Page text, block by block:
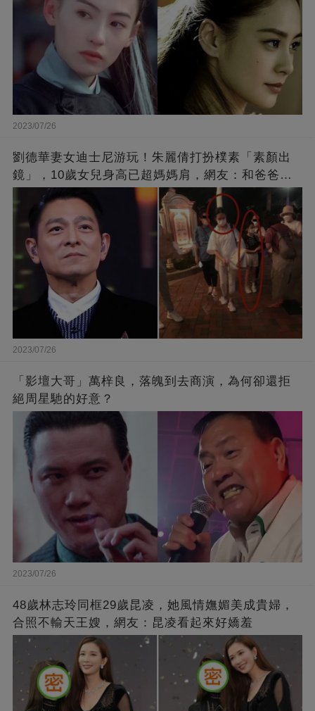
2023/07/26
劉德華妻女迪士尼游玩！朱麗倩打扮樸素「素顏出
鏡」，10歲女兒身高已超媽媽肩，網友：和爸爸劉
德華長相十分相似
2023/07/26
「影壇大哥」萬梓良，落魄到去商演，為何卻還拒
絕周星馳的好意？
2023/07/26
48歲林志玲同框29歲昆凌，她風情嫵媚美成貴婦，
合照不輸天王嫂，網友：昆凌看起來好嬌羞